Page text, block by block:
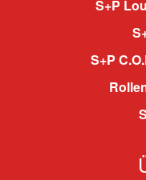
S+P
S+P